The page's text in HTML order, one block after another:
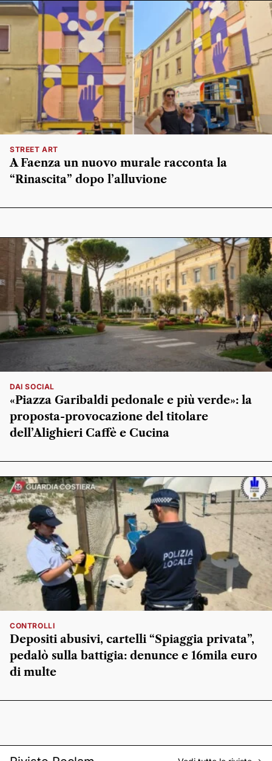
STREET ART
A Faenza un nuovo murale racconta la
“Rinascita” dopo l’alluvione
DAI SOCIAL
«Piazza Garibaldi pedonale e più verde»: la
proposta-provocazione del titolare
dell’Alighieri Caffè e Cucina
CONTROLLI
Depositi abusivi, cartelli “Spiaggia privata”,
pedalò sulla battigia: denunce e 16mila euro
di multe